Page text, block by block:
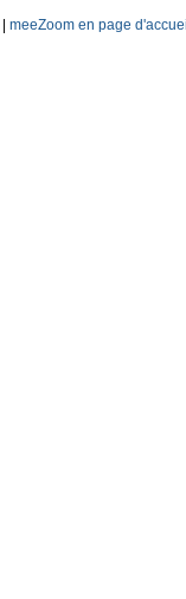
meeZoom en page